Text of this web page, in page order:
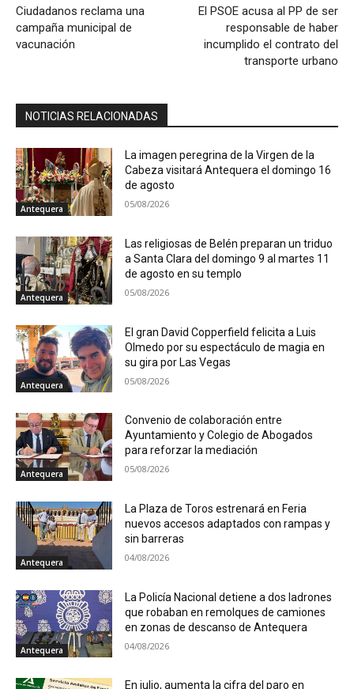
Ciudadanos reclama una
campaña municipal de
vacunación
El PSOE acusa al PP de ser
responsable de haber
incumplido el contrato del
transporte urbano
NOTICIAS RELACIONADAS
Antequera
La imagen peregrina de la Virgen de la
Cabeza visitará Antequera el domingo 16
de agosto
05/08/2026
Antequera
Las religiosas de Belén preparan un triduo
a Santa Clara del domingo 9 al martes 11
de agosto en su templo
05/08/2026
Antequera
El gran David Copperfield felicita a Luis
Olmedo por su espectáculo de magia en
su gira por Las Vegas
05/08/2026
Antequera
Convenio de colaboración entre
Ayuntamiento y Colegio de Abogados
para reforzar la mediación
05/08/2026
Antequera
La Plaza de Toros estrenará en Feria
nuevos accesos adaptados con rampas y
sin barreras
04/08/2026
Antequera
La Policía Nacional detiene a dos ladrones
que robaban en remolques de camiones
en zonas de descanso de Antequera
04/08/2026
En julio, aumenta la cifra del paro en